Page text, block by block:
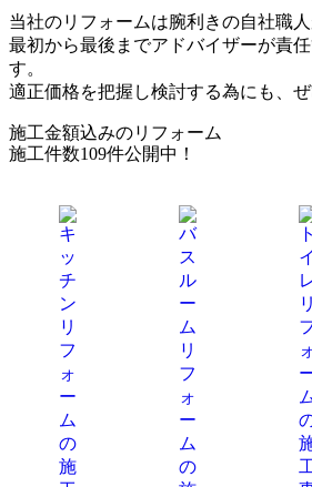
当社のリフォームは腕利きの自社職
最初から最後までアドバイザーが責
す。
適正価格を把握し検討する為にも、ぜ
施工金額込みのリフォーム
施工件数109件公開中！